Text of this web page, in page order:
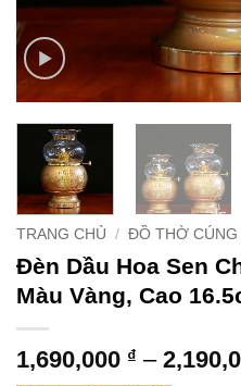
TRANG CHỦ / ĐỒ THỜ CÚNG
Đèn Dầu Hoa Sen
Màu Vàng, Cao
1,690,000 ₫ –